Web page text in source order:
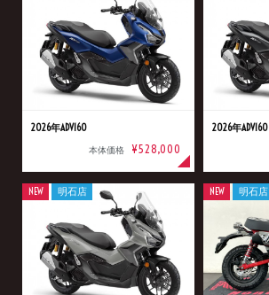
2026年ADV160
本体価格 ¥528,000
2026年ADV160
NEW 明石店 NEW 明石店